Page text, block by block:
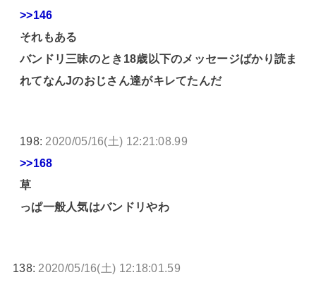
>>146
それもある
バンドリ三昧のとき18歳以下のメッセージばかり読ま
れてなんJのおじさん達がキレてたんだ
198: 2020/05/16(土) 12:21:08.99
>>168
草
っぱ一般人気はバンドリやわ
138: 2020/05/16(土) 12:18:01.59